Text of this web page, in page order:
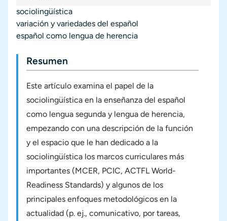
sociolingüística
variación y variedades del español
español como lengua de herencia
Resumen
Este artículo examina el papel de la
sociolingüística en la enseñanza del español
como lengua segunda y lengua de herencia,
empezando con una descripción de la función
y el espacio que le han dedicado a la
sociolingüística los marcos curriculares más
importantes (MCER, PCIC, ACTFL World-
Readiness Standards) y algunos de los
principales enfoques metodológicos en la
actualidad (p. ej., comunicativo, por tareas,